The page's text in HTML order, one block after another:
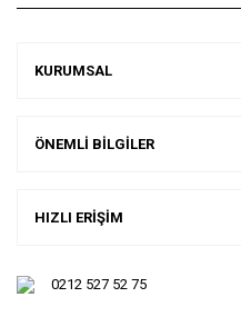
KURUMSAL
ÖNEMLİ BİLGİLER
HIZLI ERİŞİM
0212 527 52 75